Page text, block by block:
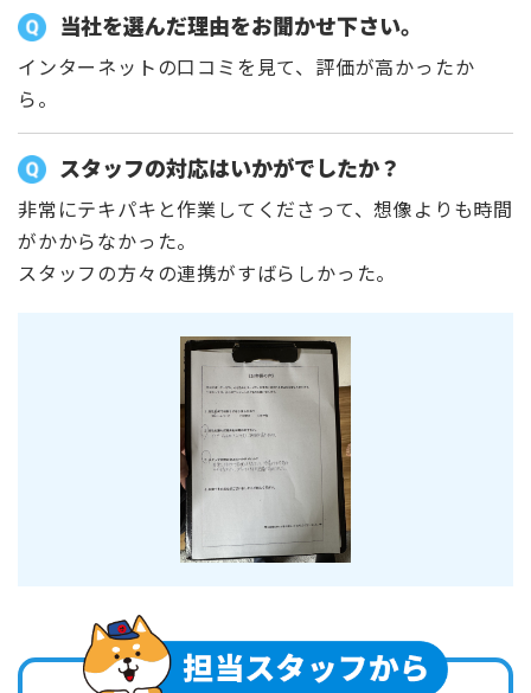
当社を選んだ理由をお聞かせ下さい。
インターネットの口コミを見て、評価が高かったか
ら。
スタッフの対応はいかがでしたか？
非常にテキパキと作業してくださって、想像よりも時間
がかからなかった。
スタッフの方々の連携がすばらしかった。